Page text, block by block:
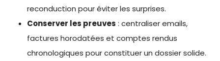
reconduction pour éviter les surprises.
Conserver les preuves : centraliser emails,
factures horodatées et comptes rendus
chronologiques pour constituer un dossier solide.